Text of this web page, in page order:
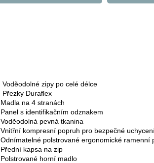
Voděodolné zipy po celé délce
Přezky Duraflex
Madla na 4 stranách
Panel s identifikačním odznakem
Voděodolná pevná tkanina
Vnitřní kompresní popruh pro bezpečné
Odnímatelné polstrované ergonomické ramenní
Přední kapsa na zip
Polstrované horní madlo